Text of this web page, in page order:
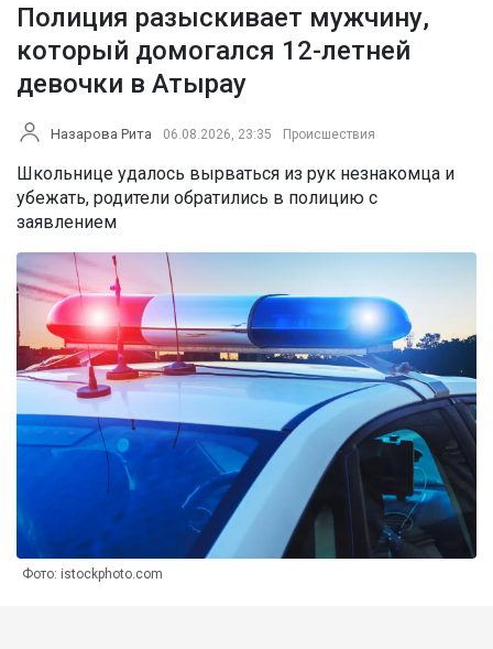
Полиция разыскивает мужчину,
который домогался 12-летней
девочки в Атырау
Назарова Рита 06.08.2026, 23:35 Происшествия
Школьнице удалось вырваться из рук незнакомца и
убежать, родители обратились в полицию с
заявлением
Фото: istockphoto.com